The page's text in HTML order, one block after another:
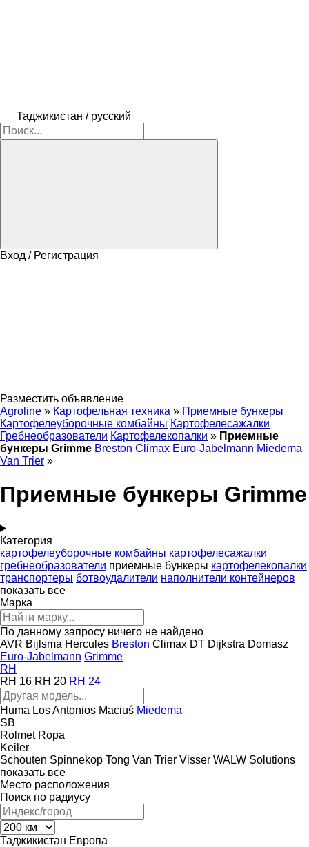
Таджикистан / русский
Вход / Регистрация
Разместить объявление
Agroline » Картофельная техника » Приемные бункеры
Картофелеуборочные комбайны Картофелесажалки
Гребнеобразователи Картофелекопалки » Приемные
бункеры Grimme Breston Climax Euro-Jabelmann Miedema
Van Trier »
Приемные бункеры Grimme
Категория
картофелеуборочные комбайны картофелесажалки
гребнеобразователи приемные бункеры картофелекопалки
транспортеры ботвоудалители наполнители контейнеров
показать все
Марка
По данному запросу ничего не найдено
AVR Bijlsma Hercules Breston Climax DT Dijkstra Domasz
Euro-Jabelmann Grimme
RH
RH 16 RH 20 RH 24
Huma Los Antonios Maciuś Miedema
SB
Rolmet Ropa
Keiler
Schouten Spinnekop Tong Van Trier Visser WALW Solutions
показать все
Место расположения
Поиск по радиусу
Таджикистан Европа